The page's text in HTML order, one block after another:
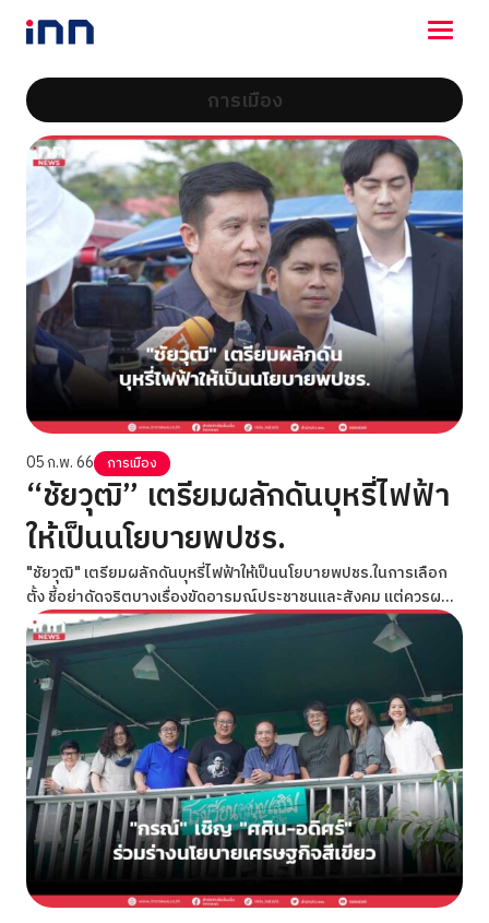
NEWS
ENTERTAINMENT
LIFESTYLE
HOROSCOPE
LOTTERY
VIDEO
ร่วมด้วยช่วยกัน
การเมือง
05 ก.พ. 66 การเมือง
“ชัยวุฒิ” เตรียมผลักดันบุหรี่ไฟฟ้า
ให้เป็นนโยบายพปชร.
"ชัยวุฒิ" เตรียมผลักดันบุหรี่ไฟฟ้าให้เป็นนโยบายพปชร.ในการเลือก
ตั้ง ชี้อย่าดัดจริตบางเรื่องขัดอารมณ์ประชาชนและสังคม แต่ควรผลัก
รดันให้ถูกฏหมายเหมือนต่างประเทศ